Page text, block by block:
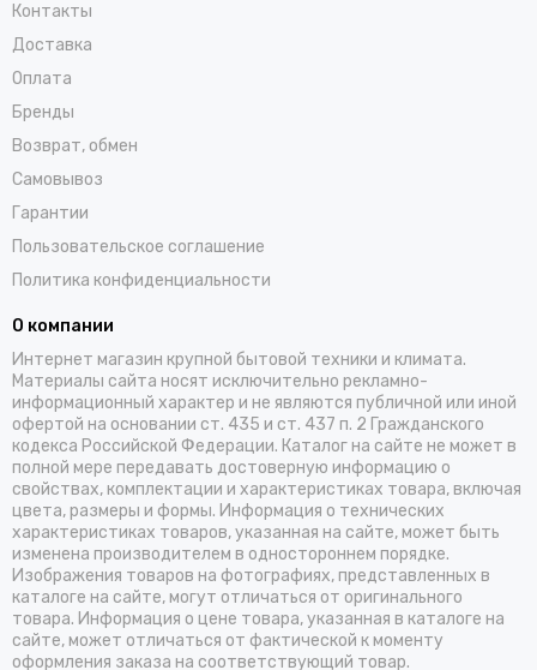
Контакты
Доставка
Оплата
Бренды
Возврат, обмен
Самовывоз
Гарантии
Пользовательское соглашение
Политика конфиденциальности
О компании
Интернет магазин крупной бытовой техники и климата.
Материалы сайта носят исключительно рекламно-
информационный характер и не являются публичной или иной
офертой на основании ст. 435 и ст. 437 п. 2 Гражданского
кодекса Российской Федерации. Каталог на сайте не может в
полной мере передавать достоверную информацию о
свойствах, комплектации и характеристиках товара, включая
цвета, размеры и формы. Информация о технических
характеристиках товаров, указанная на сайте, может быть
изменена производителем в одностороннем порядке.
Изображения товаров на фотографиях, представленных в
каталоге на сайте, могут отличаться от оригинального
товара. Информация о цене товара, указанная в каталоге на
сайте, может отличаться от фактической к моменту
оформления заказа на соответствующий товар.